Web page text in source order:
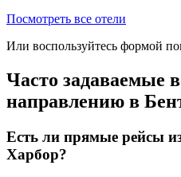
Посмотреть все отели
Или воспользуйтесь формой
Часто задаваемые
направлению в
Есть ли прямые рейсы
Харбор?